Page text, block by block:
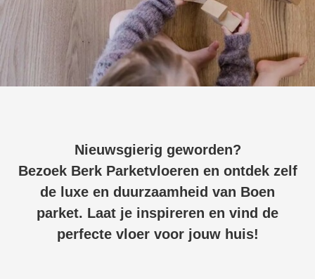
Nieuwsgierig geworden?
Bezoek Berk Parketvloeren en ontdek zelf
de luxe en duurzaamheid van Boen
parket. Laat je inspireren en vind de
perfecte vloer voor jouw huis!